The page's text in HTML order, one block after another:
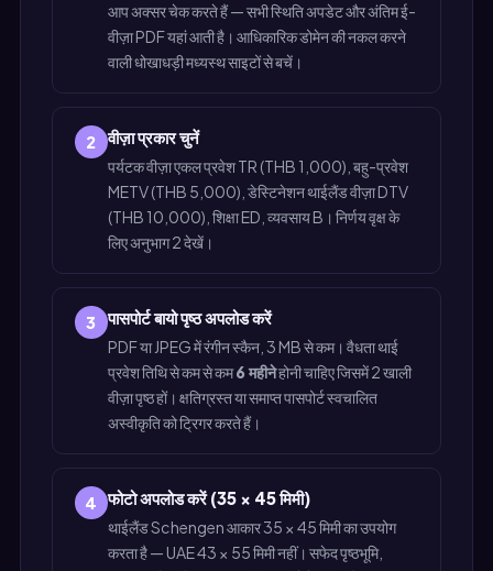
आप अक्सर चेक करते हैं — सभी स्थिति अपडेट और अंतिम ई-
वीज़ा PDF यहां आती है। आधिकारिक डोमेन की नकल करने
वाली धोखाधड़ी मध्यस्थ साइटों से बचें।
2 वीज़ा प्रकार चुनें
पर्यटक वीज़ा एकल प्रवेश TR (THB 1,000), बहु-प्रवेश
METV (THB 5,000), डेस्टिनेशन थाईलैंड वीज़ा DTV
(THB 10,000), शिक्षा ED, व्यवसाय B। निर्णय वृक्ष के
लिए अनुभाग 2 देखें।
3 पासपोर्ट बायो पृष्ठ अपलोड करें
PDF या JPEG में रंगीन स्कैन, 3 MB से कम। वैधता थाई
प्रवेश तिथि से कम से कम6 महीनेहोनी चाहिए जिसमें 2 खाली
वीज़ा पृष्ठ हों। क्षतिग्रस्त या समाप्त पासपोर्ट स्वचालित
अस्वीकृति को ट्रिगर करते हैं।
4 फोटो अपलोड करें (35 × 45 मिमी)
थाईलैंड Schengen आकार 35 × 45 मिमी का उपयोग
करता है — UAE 43 × 55 मिमी नहीं। सफेद पृष्ठभूमि,